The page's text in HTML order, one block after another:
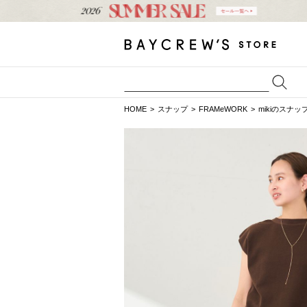
HOME スナップ FRAMeWORK mikiのスナッ